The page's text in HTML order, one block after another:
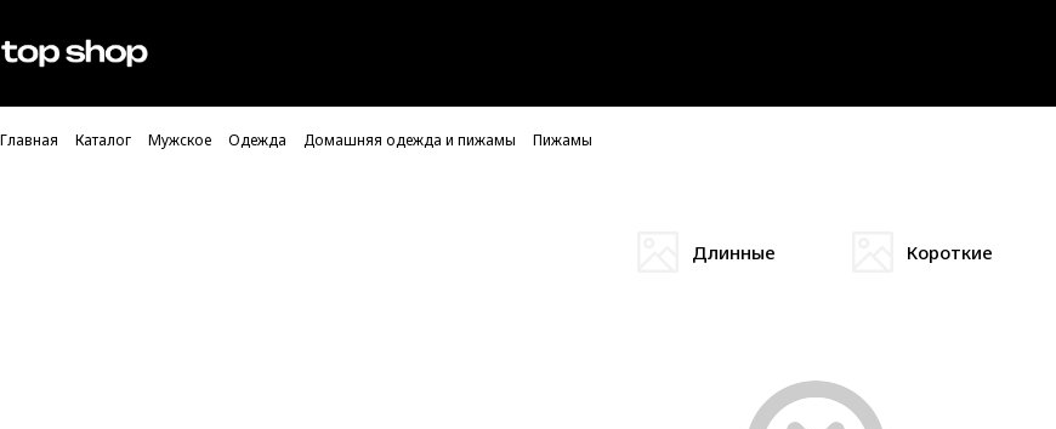
Проверка хлебных крошек
Главная Каталог Мужское Одежда Домашняя одежда и пижамы Пижамы
Длинные Короткие